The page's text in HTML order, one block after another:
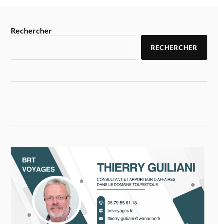
Rechercher
RECHERCHER